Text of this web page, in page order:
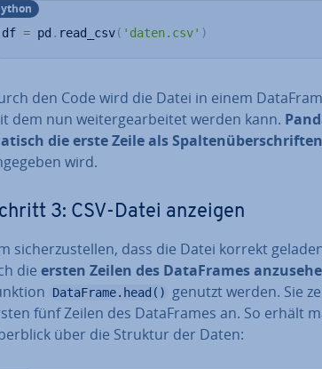
df = pd . read_csv( 'daten.csv' )
den Code wird die Datei in einem
dem nun wei­ter­ge­ar­bei­tet werden kann.
die erste Zeile als Spal­ten­über­schrif­ten
wird.
3: CSV-Datei anzeigen
si­cher­zu­stel­len, dass die Datei korrekt
die ersten Zeilen des Da­ta­Frames
DataFrame.head()
genutzt werden. Sie
fünf Zeilen des Da­ta­Frames an. So erhält
über die Struktur der Daten: